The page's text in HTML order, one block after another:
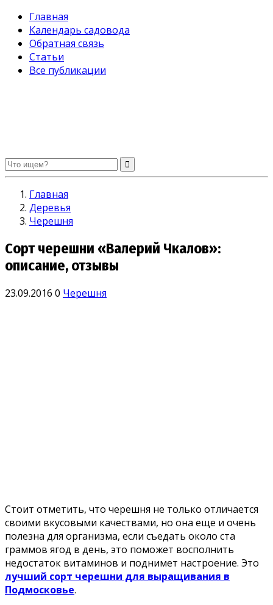
Главная
Календарь садовода
Обратная связь
Статьи
Все публикации
Огород без хлопот. Советы садоводам и огородникам
Главная
Деревья
Черешня
Сорт черешни «Валерий Чкалов»:
описание, отзывы
23.09.2016 0 Черешня
Стоит отметить, что черешня не только отличается
своими вкусовыми качествами, но она еще и очень
полезна для организма, если съедать около ста
граммов ягод в день, это поможет восполнить
недостаток витаминов и поднимет настроение. Это
лучший сорт черешни для выращивания в
Подмосковье.